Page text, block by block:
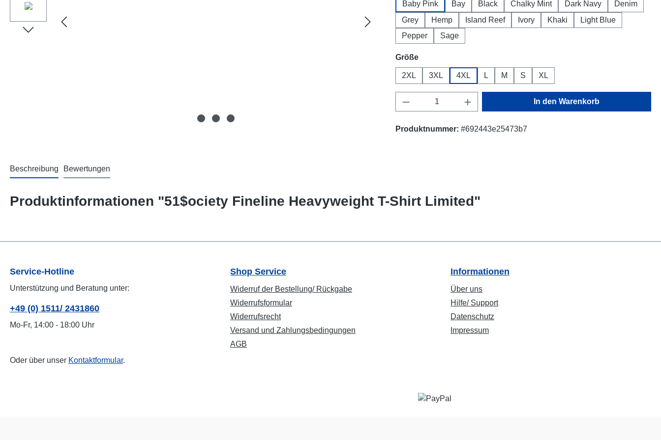
Baby Pink Bay Black Chalky Mint Dark Navy
Denim
Grey
Hemp Island Reef Ivory Khaki
Light Blue
Pepper
Sage
Größeauswählen
2XL 3XL 4XL L M S XL
Produkt Anzahl: Gib den gewünschten Wert ein
In den Warenkorb
Produktnummer: #692443e25473b7
Beschreibung Bewertungen
Produktinformationen "51$ociety Fineline Heavyweight T-Shirt Limited"
Service-Hotline
Unterstützung und Beratung unter:
+49 (0) 1511/ 2431860
Mo-Fr, 14:00 - 18:00 Uhr
Oder über unser Kontaktformular.
Shop Service
Widerruf der Bestellung/ Rückgabe
Widerrufsformular
Widerrufsrecht
Versand und Zahlungsbedingungen
AGB
Informationen
Über uns
Hilfe/ Support
Datenschutz
Impressum